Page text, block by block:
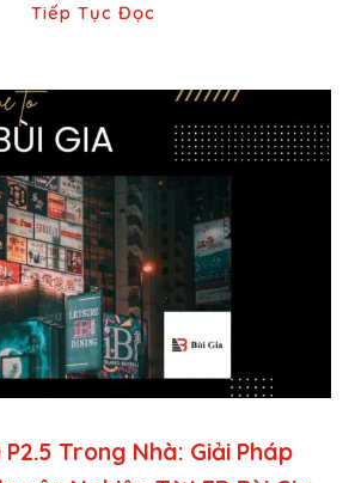
Tiếp Tục Đọc
P2.5 Trong Nhà: Giải Pháp